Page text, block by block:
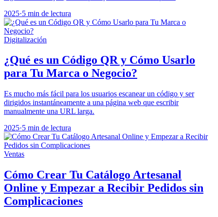
2025·5 min de lectura
Digitalización
¿Qué es un Código QR y Cómo Usarlo
para Tu Marca o Negocio?
Es mucho más fácil para los usuarios escanear un código y ser
dirigidos instantáneamente a una página web que escribir
manualmente una URL larga.
2025·5 min de lectura
Ventas
Cómo Crear Tu Catálogo Artesanal
Online y Empezar a Recibir Pedidos sin
Complicaciones